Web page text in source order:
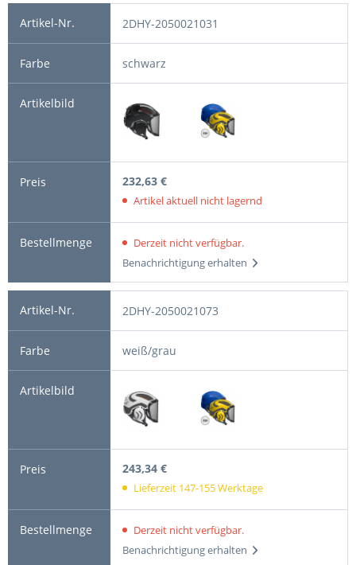
2DHY-2050021031
schwarz
232,63 €
Artikel aktuell nicht lagernd
Derzeit nicht verfügbar.
Benachrichtigung erhalten
2DHY-2050021073
weiß/grau
243,34 €
Lieferzeit 147-155 Werktage
Derzeit nicht verfügbar.
Benachrichtigung erhalten